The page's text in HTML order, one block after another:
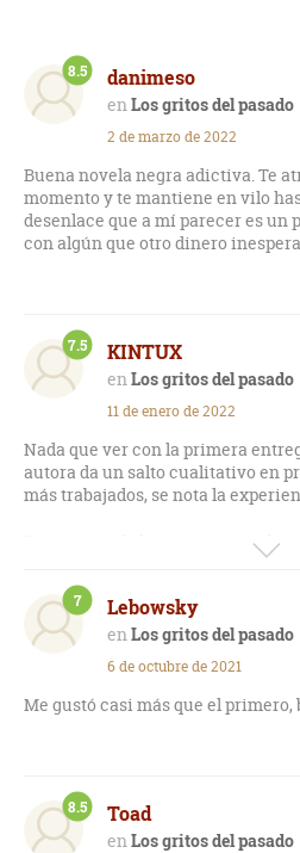
danimeso
Los gritos del pasado
8.5
2 de marzo de 2022
Buena novela negra adictiva. Te
momento y te mantiene en vilo
desenlace que a mí parecer es un
con algún que otro dinero
KINTUX
Los gritos del pasado
7.5
11 de enero de 2022
Nada que ver con la primera
autora da un salto cualitativo en
más trabajados, se nota la
En cuanto a la historia, esta es
intrigas. Con giros finales que
Personajes redondos y acoplados a
Continuaré leyendo más libros de la
Lebowsky
Los gritos del pasado
7
6 de octubre de 2021
Me gustó casi más que el primero,
Toad
Los gritos del pasado
8.5